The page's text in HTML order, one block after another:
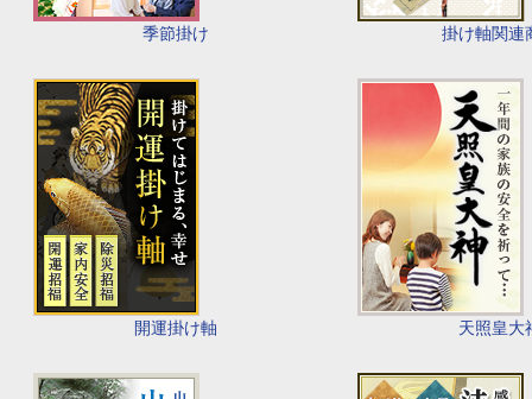
季節掛け 掛け軸関連
開運掛け軸 天照皇大